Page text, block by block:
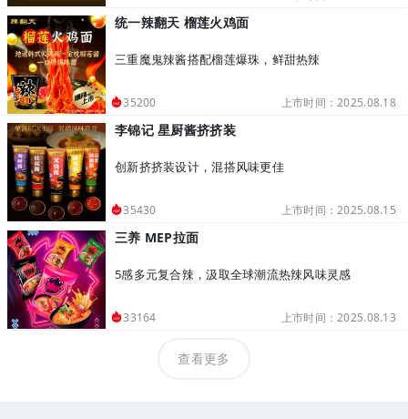
统一辣翻天 榴莲火鸡面
三重魔鬼辣酱搭配榴莲爆珠，鲜甜热辣
35200 上市时间：2025.08.18
李锦记 星厨酱挤挤装
创新挤挤装设计，混搭风味更佳
35430 上市时间：2025.08.15
三养 MEP拉面
5感多元复合辣，汲取全球潮流热辣风味灵感
33164 上市时间：2025.08.13
查看更多